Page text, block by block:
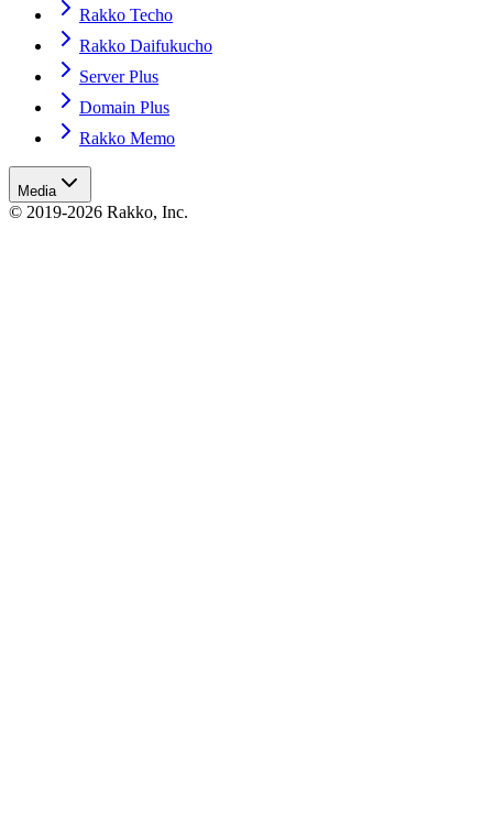
Rakko Techo
Rakko Daifukucho
Server Plus
Domain Plus
Rakko Memo
Media
© 2019-2026 Rakko, Inc.